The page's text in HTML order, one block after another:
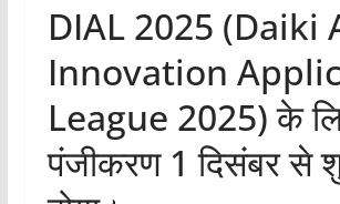
DIAL 2025 (Daiki
Innovation
League 2025) के
पंजीकरण 1 दिसंबर से